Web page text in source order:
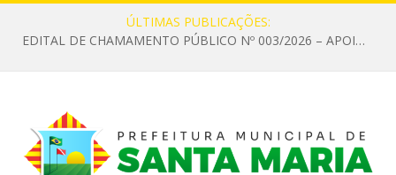
ÚLTIMAS PUBLICAÇÕES:
EDITAL DE CHAMAMENTO PÚBLICO Nº 003/2026 – APOIO À INFRAESTRUTURA CULTURAL